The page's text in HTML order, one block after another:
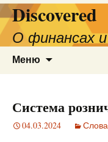
Discovered
О финансах
Меню
Система
04.03.2024